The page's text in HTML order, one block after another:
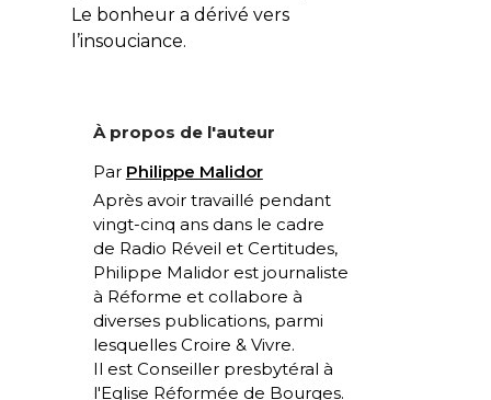
Le bonheur a dérivé vers
l’insouciance.
À propos de l'auteur
Par Philippe Malidor
Après avoir travaillé pendant
vingt-cinq ans dans le cadre
de Radio Réveil et Certitudes,
Philippe Malidor est journaliste
à Réforme et collabore à
diverses publications, parmi
lesquelles Croire & Vivre.
Il est Conseiller presbytéral à
l'Eglise Réformée de Bourges.